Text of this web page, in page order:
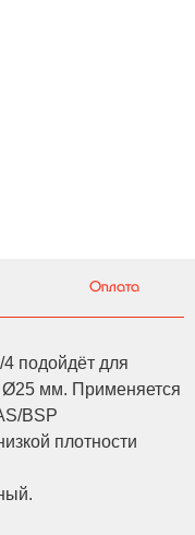
Оплата
4 подойдёт для
Ø25 мм. Применяется
BSP
плотности